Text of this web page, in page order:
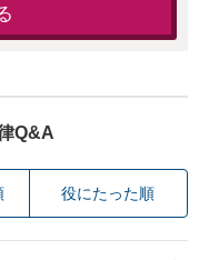
Q&A
役にたった順